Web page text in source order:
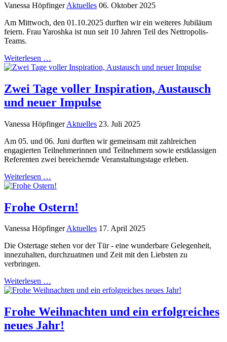
Vanessa Höpfinger Aktuelles 06. Oktober 2025
Am Mittwoch, den 01.10.2025 durften wir ein weiteres Jubiläum
feiern. Frau Yaroshka ist nun seit 10 Jahren Teil des Nettropolis-
Teams.
Weiterlesen …
Zwei Tage voller Inspiration, Austausch
und neuer Impulse
Vanessa Höpfinger Aktuelles 23. Juli 2025
Am 05. und 06. Juni durften wir gemeinsam mit zahlreichen
engagierten Teilnehmerinnen und Teilnehmern sowie erstklassigen
Referenten zwei bereichernde Veranstaltungstage erleben.
Weiterlesen …
Frohe Ostern!
Vanessa HöpfingerAktuelles 17. April 2025
Die Ostertage stehen vor der Tür - eine wunderbare Gelegenheit,
innezuhalten, durchzuatmen und Zeit mit den Liebsten zu
verbringen.
Weiterlesen …
Frohe Weihnachten und ein erfolgreiches
neues Jahr!